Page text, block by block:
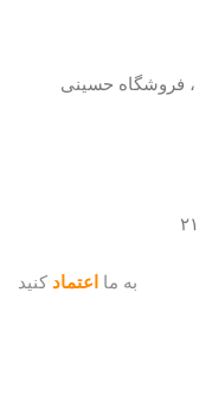
به ما اعتماد کنید